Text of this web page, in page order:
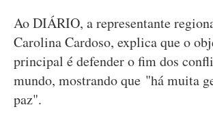
Ao DIÁRIO, a representante
Carolina Cardoso, explica que o
principal é defender o fim dos
mundo, mostrando que "há muita
paz".